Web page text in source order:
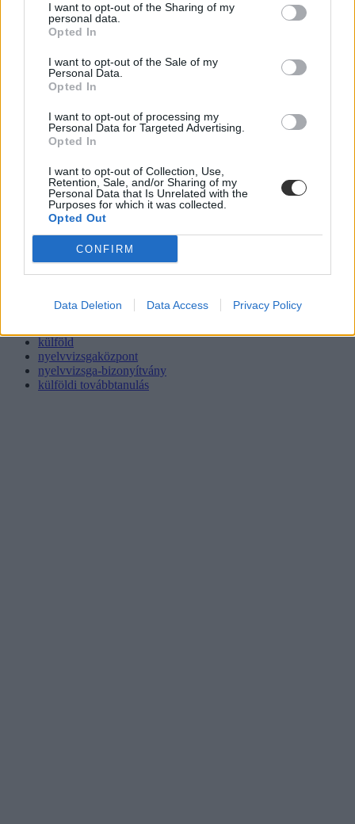
I want to opt-out of the Sharing of my
personal data.
Opted In
I want to opt-out of the Sale of my
Personal Data.
Opted In
I want to opt-out of processing my
Personal Data for Targeted Advertising.
Opted In
I want to opt-out of Collection, Use,
Retention, Sale, and/or Sharing of my
Personal Data that Is Unrelated with the
Purposes for which it was collected.
Opted Out
CONFIRM
Data Deletion Data Access Privacy Policy
külföld
nyelvvizsgaközpont
nyelvvizsga-bizonyítvány
külföldi továbbtanulás